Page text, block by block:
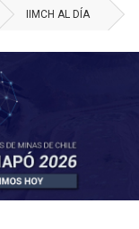
IIMCH AL DÍA